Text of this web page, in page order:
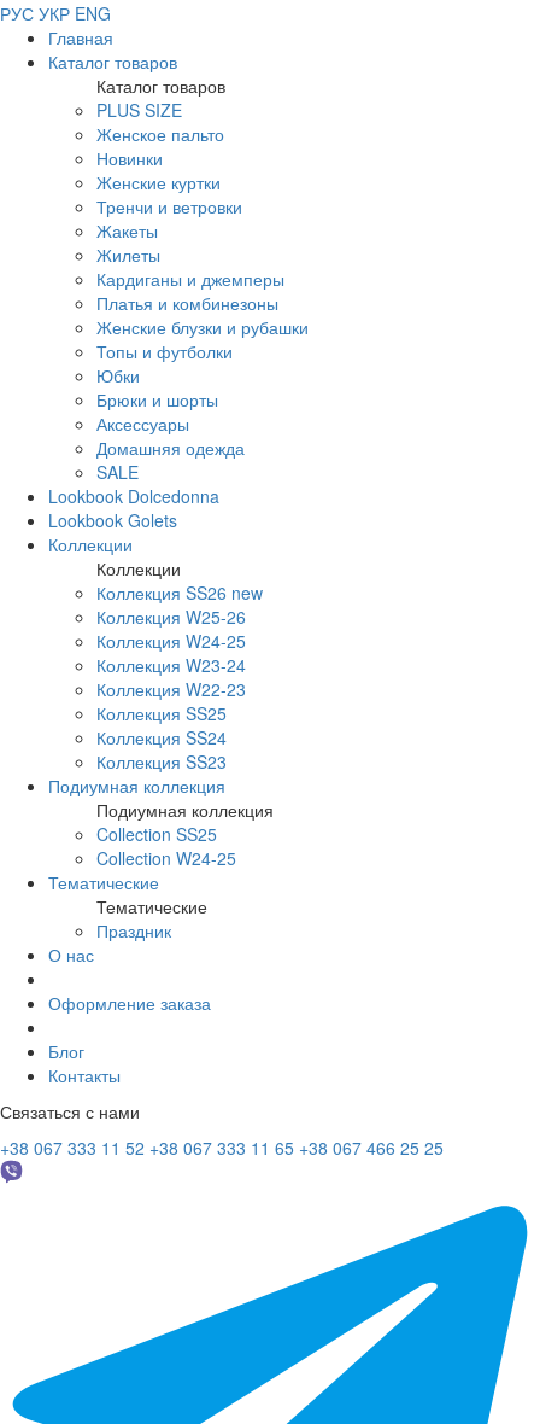
РУС УКР ENG
Главная
Каталог товаров
Каталог товаров
PLUS SIZE
Женское пальто
Новинки
Женские куртки
Тренчи и ветровки
Жакеты
Жилеты
Кардиганы и джемперы
Платья и комбинезоны
Женские блузки и рубашки
Топы и футболки
Юбки
Брюки и шорты
Аксессуары
Домашняя одежда
SALE
Lookbook Dolcedonna
Lookbook Golets
Коллекции
Коллекции
Коллекция SS26 new
Коллекция W25-26
Коллекция W24-25
Коллекция W23-24
Коллекция W22-23
Коллекция SS25
Коллекция SS24
Коллекция SS23
Подиумная коллекция
Подиумная коллекция
Collection SS25
Collection W24-25
Тематические
Тематические
Праздник
О нас
Оформление заказа
Блог
Контакты
Связаться с нами
+38 067 333 11 52 +38 067 333 11 65 +38 067 466 25 25